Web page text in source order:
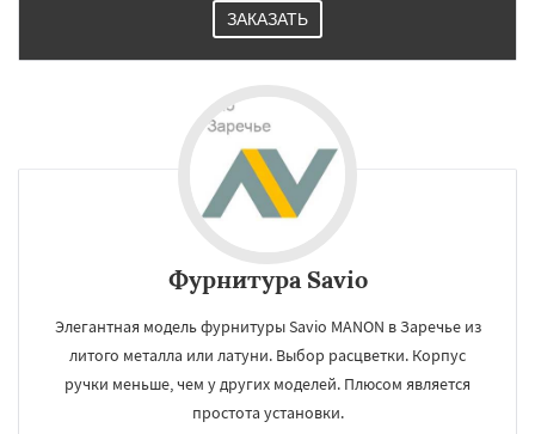
ЗАКАЗАТЬ
Фурнитура Savio
Элегантная модель фурнитуры Savio MANON в Заречье из
литого металла или латуни. Выбор расцветки. Корпус
ручки меньше, чем у других моделей. Плюсом является
простота установки.